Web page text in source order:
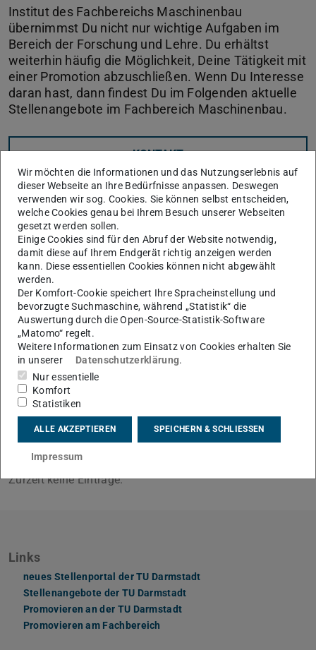
Institut des Fachbereichs Maschinenbau
übernimmst Du nicht nur wichtige Aufgaben im
Bereich der Forschung und Lehre. Du erhältst
weiterhin häufig die Möglichkeit, Deine Tätigkeit mit
einer Promotion abzuschließen. Wenn Du Interesse
daran hast, dann findest Du im Folgenden aktuelle
Stellenangebote im Fachbereich Maschinenbau.
KONTAKT
Stellensuche
Am Fachbereich Maschinenbau gibt es stets eine Reihe
von offenen Stellen für wissenschaftliche Mitarbeitende
zu besetzen. Neben den hier aufgeführten
Ausschreibungen ist außerdem der Besuch der Webseiten
von
Fachgebieten, die von Interesse sind, zu
empfehlen. In der Regel werden auch dort
Stellenausschreibungen beworben. Alternativ ist immer
eine Initiativanfrage an die Fachgebiete möglich. Über
allgemeine Stellenausschreibungen informiert zudem die
Stellenbörse der TU Darmstadt
Aktuelle Ausschreibungen
Zurzeit keine Einträge.
Links
neues Stellenportal der TU Darmstadt
Stellenangebote der TU Darmstadt
Promovieren an der TU Darmstadt
Promovieren am Fachbereich
Wir möchten die Informationen und das Nutzungserlebnis auf
dieser Webseite an Ihre Bedürfnisse anpassen. Deswegen
verwenden wir sog. Cookies. Sie können selbst entscheiden,
welche Cookies genau bei Ihrem Besuch unserer Webseiten
gesetzt werden sollen.
Einige Cookies sind für den Abruf der Website notwendig,
damit diese auf Ihrem Endgerät richtig anzeigen werden
kann. Diese essentiellen Cookies können nicht abgewählt
werden.
Der Komfort-Cookie speichert Ihre Spracheinstellung und
bevorzugte Suchmaschine, während „Statistik“ die
Auswertung durch die Open-Source-Statistik-Software
„Matomo“ regelt.
Weitere Informationen zum Einsatz von Cookies erhalten Sie
in unserer
Datenschutzerklärung.
Nur essentielle
Komfort
Statistiken
ALLE AKZEPTIEREN SPEICHERN & SCHLIESSEN
Impressum